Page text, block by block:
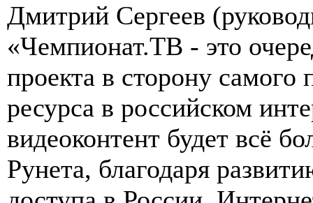
Дмитрий Сергеев
«Чемпионат.ТВ - это
проекта в сторону самого
ресурса в российском
видеоконтент будет всё
Рунета, благодаря